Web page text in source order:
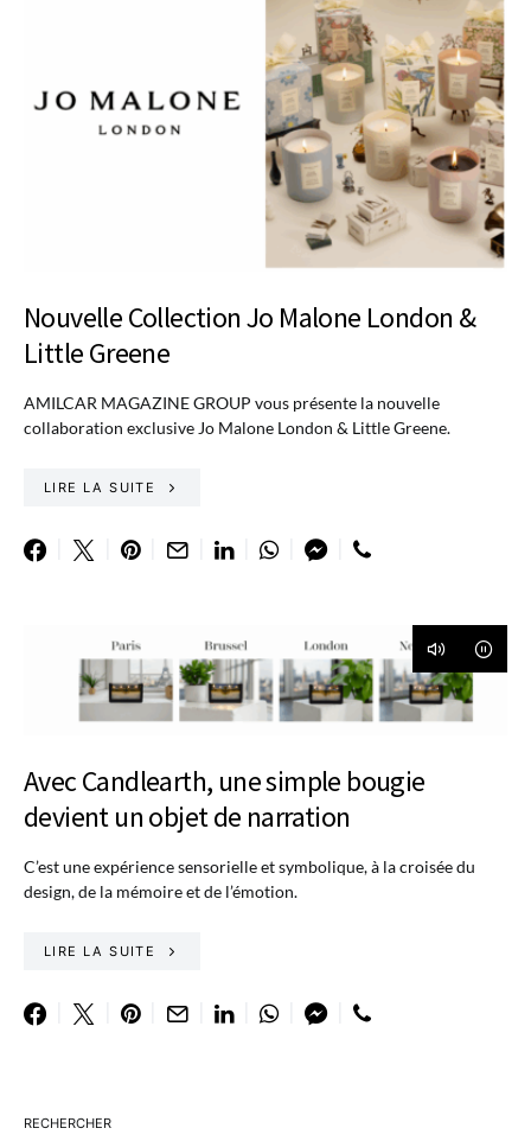
Nouvelle Collection Jo Malone London &
Little Greene
AMILCAR MAGAZINE GROUP vous présente la nouvelle
collaboration exclusive Jo Malone London & Little Greene.
LIRE LA SUITE
Avec Candlearth, une simple bougie
devient un objet de narration
C’est une expérience sensorielle et symbolique, à la croisée du
design, de la mémoire et de l’émotion.
LIRE LA SUITE
RECHERCHER